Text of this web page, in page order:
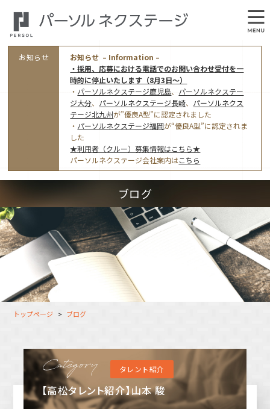
オフィス案内・アクセス
アクセストップ
東京オフィス
福岡オフィス
鹿児島オフィス
大分オフィス
長崎オフィス
福岡コネクトオフィス
松山オフィス
広島オフィス
事業モデルと仕事内容
ワークスタイル
指定就労継続支援Ａ型事業所にかかる情報公表
採用情報トップ
利用者（クルー）募集
支援スタッフ（タレント） 募集
利用者（クルー）データ
お知らせ
お知らせ – Information –
・採用、応募における電話でのお問い合わせ受付を一
時的に停止いたします（8月3日～）
・ パーソルネクステージ鹿児島、 パーソルネクステー
ジ大分、 パーソルネクステージ長崎、 パーソルネクス
テージ北九州が”優良A型”に認定されました
・ パーソルネクステージ福岡が“優良A型”に認定されま
した
★利用者（クルー）募集情報はこちら★
パーソルネクステージ会社案内はこちら
ブログ
トップページ ブログ
タレント紹介
【高松タレント紹介】山本 駿